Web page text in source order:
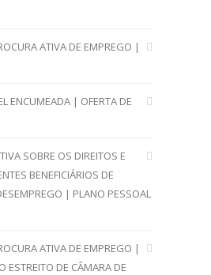
ATIVA DE EMPREGO |
ENCUMEADA | OFERTA DE
SOBRE OS DIREITOS E
BENEFICIÁRIOS DE
| PLANO PESSOAL
ATIVA DE EMPREGO |
ESTREITO DE CÂMARA DE